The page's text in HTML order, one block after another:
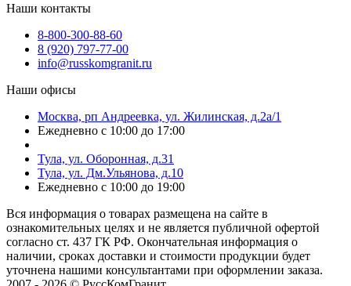
Наши контакты
8-800-300-88-60
8 (920) 797-77-00
info@russkomgranit.ru
Наши офисы
Москва, рп Андреевка, ул. Жилинская, д.2а/1
Ежедневно с 10:00 до 17:00
Тула, ул. Оборонная, д.31
Тула, ул. Дм.Ульянова, д.10
Ежедневно с 10:00 до 19:00
Вся информация о товарах размещена на сайте в
ознакомительных целях и не является публичной офертой
согласно ст. 437 ГК РФ. Окончательная информация о
наличии, сроках доставки и стоимости продукции будет
уточнена нашими консультантами при оформлении заказа.